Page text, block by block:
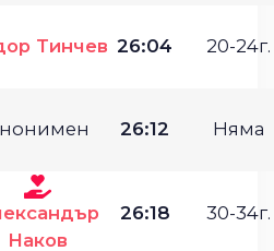
Тинчев 26:04 20-24г.
26:12 Няма
Наков
26:18 30-34г.